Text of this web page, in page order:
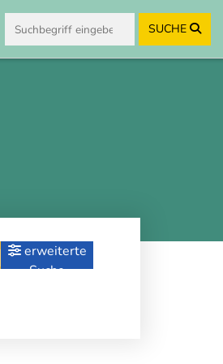
SUCHE
erweiterte
Suche